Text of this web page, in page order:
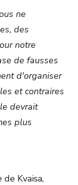
ne
des
notre
de fausses
d'organiser
et contraires
devrait
plus
de Kvaisa,